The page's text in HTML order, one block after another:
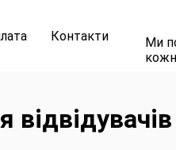
Контакти
Ми